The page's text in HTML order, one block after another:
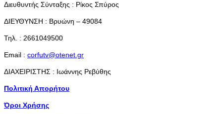
Διευθυντής Σύνταξης : Ρίκος Σπύρος
ΔΙΕΥΘΥΝΣΗ : Βρυώνη – 49084
Τηλ. : 2661049500
Email : corfutv@otenet.gr
ΔΙΑΧΕΙΡΙΣΤΗΣ : Ιωάννης Ρεβύθης
Πολιτική Απορήτου
Όροι Χρήσης